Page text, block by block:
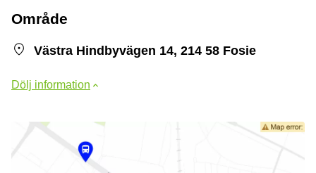
Område
Västra Hindbyvägen 14, 214 58 Fosie
Dölj information